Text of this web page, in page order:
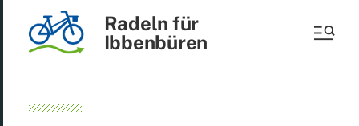
Radeln für
Ibbenbüren